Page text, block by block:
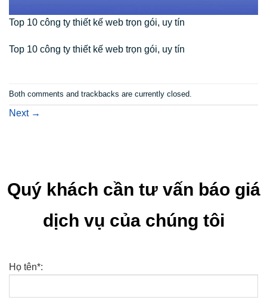
Top 10 công ty thiết kế web trọn gói, uy tín
Top 10 công ty thiết kế web trọn gói, uy tín
Both comments and trackbacks are currently closed.
Next →
Quý khách cần tư vấn báo giá
dịch vụ của chúng tôi
Họ tên*: